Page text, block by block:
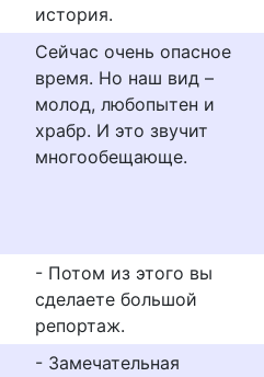
история.
Сейчас очень опасное
время. Но наш вид –
молод, любопытен и
храбр. И это звучит
многообещающе.
- Потом из этого вы
сделаете большой
репортаж.
- Замечательная